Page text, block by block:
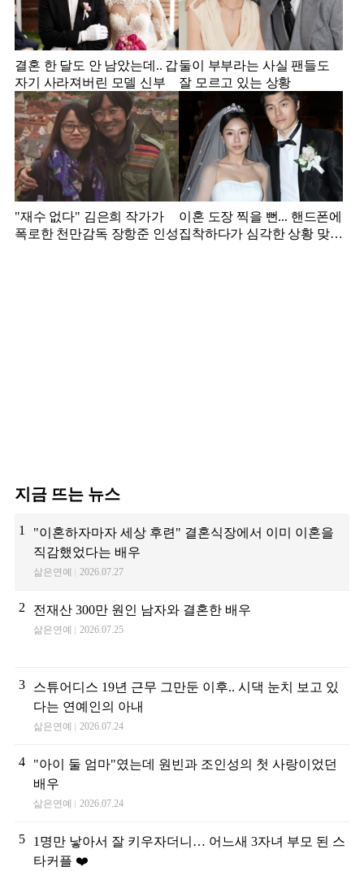
결혼 한 달도 안 남았는데.. 갑
자기 사라져버린 모델 신부
둘이 부부라는 사실 팬들도
잘 모르고 있는 상황
"재수 없다" 김은희 작가가
폭로한 천만감독 장항준 인성
이혼 도장 찍을 뻔... 핸드폰에
집착하다가 심각한 상황 맞은
지금 뜨는 뉴스
1
"이혼하자마자 세상 후련" 결혼식장에서 이미 이혼을
직감했었다는 배우
삶은연예 2026.07.27
2 전재산 300만 원인 남자와 결혼한 배우
삶은연예 2026.07.25
3
스튜어디스 19년 근무 그만둔 이후.. 시댁 눈치 보고 있
다는 연예인의 아내
삶은연예 2026.07.24
4
"아이 둘 엄마"였는데 원빈과 조인성의 첫 사랑이었던
배우
삶은연예 2026.07.24
5
1명만 낳아서 잘 키우자더니… 어느새 3자녀 부모 된 스
타커플 ❤️